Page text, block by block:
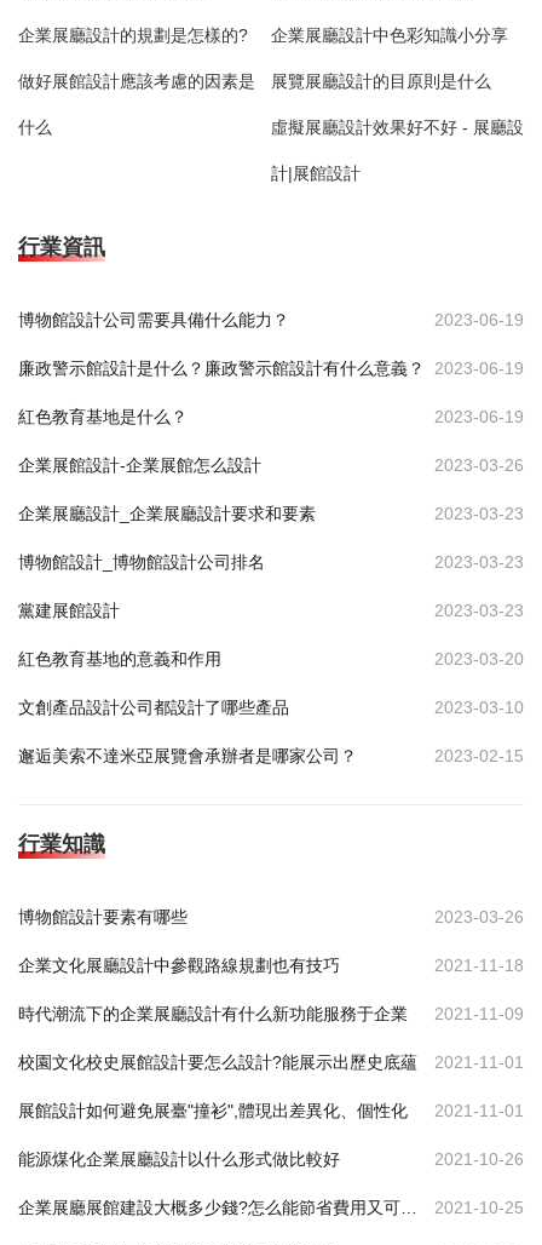
企業展廳設計的規劃是怎樣的? 企業展廳設計中色彩知識小分享
做好展館設計應該考慮的因素是
什么
展覽展廳設計的目原則是什么
虛擬展廳設計效果好不好 - 展廳設
計|展館設計
行業資訊
博物館設計公司需要具備什么能力？ 2023-06-19
廉政警示館設計是什么？廉政警示館設計有什么意義？ 2023-06-19
紅色教育基地是什么？ 2023-06-19
企業展館設計-企業展館怎么設計 2023-03-26
企業展廳設計_企業展廳設計要求和要素 2023-03-23
博物館設計_博物館設計公司排名 2023-03-23
黨建展館設計 2023-03-23
紅色教育基地的意義和作用 2023-03-20
文創產品設計公司都設計了哪些產品 2023-03-10
邂逅美索不達米亞展覽會承辦者是哪家公司？ 2023-02-15
行業知識
博物館設計要素有哪些 2023-03-26
企業文化展廳設計中參觀路線規劃也有技巧 2021-11-18
時代潮流下的企業展廳設計有什么新功能服務于企業 2021-11-09
校園文化校史展館設計要怎么設計?能展示出歷史底蘊 2021-11-01
展館設計如何避免展臺"撞衫",體現出差異化、個性化 2021-11-01
能源煤化企業展廳設計以什么形式做比較好 2021-10-26
2021-10-25